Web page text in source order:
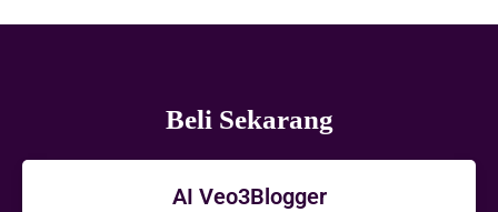
Beli Sekarang
AI Veo3Blogger